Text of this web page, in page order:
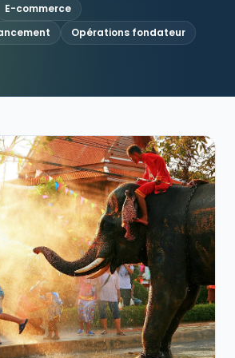
E-commerce
Opérations fondateur